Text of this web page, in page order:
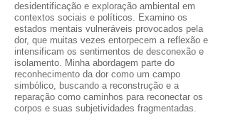
desidentificação e exploração ambiental em
contextos sociais e políticos. Examino os
estados mentais vulneráveis provocados pela
dor, que muitas vezes entorpecem a reflexão e
intensificam os sentimentos de desconexão e
isolamento. Minha abordagem parte do
reconhecimento da dor como um campo
simbólico, buscando a reconstrução e a
reparação como caminhos para reconectar os
corpos e suas subjetividades fragmentadas.